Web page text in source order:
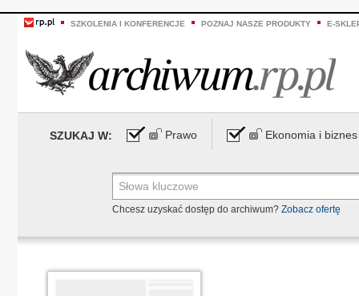
SZKOLENIA I KONFERENCJE POZNAJ NASZE PRODUKTY E-
SZUKAJ W: Prawo Ekonomia i biznes
Chcesz uzyskać dostęp do archiwum? Zobacz ofertę